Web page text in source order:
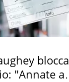
blocca
"Annate a